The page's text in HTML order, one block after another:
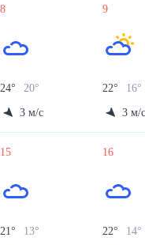
8
24° 20
3 м/с
9
22° 16°
3 м/
15
21° 13°
16
22° 14°